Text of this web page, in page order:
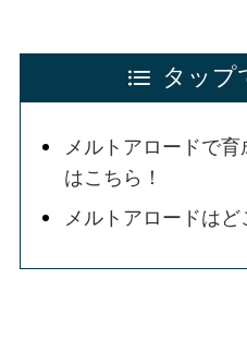
タップ
メルトアロードで
はこちら！
メルトアロードはど